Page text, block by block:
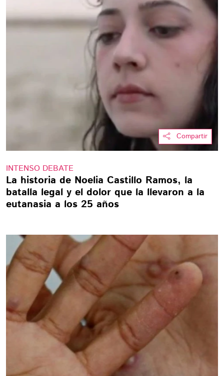
Compartir
INTENSO DEBATE
La historia de Noelia Castillo Ramos, la
batalla legal y el dolor que la llevaron a la
eutanasia a los 25 años